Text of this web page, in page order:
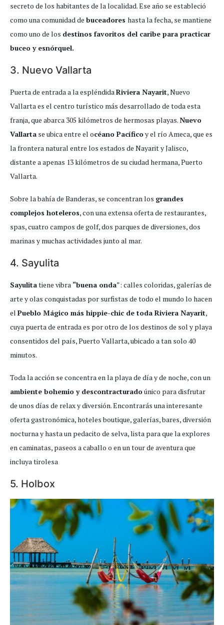
secreto de los habitantes de la localidad. Ese año se estableció
como una comunidad de buceadores hasta la fecha, se mantiene
como uno de los destinos favoritos del caribe para practicar
buceo y esnórquel.
3. Nuevo Vallarta
Puerta de entrada a la espléndida Riviera Nayarit, Nuevo
Vallarta es el centro turístico más desarrollado de toda esta
franja, que abarca 305 kilómetros de hermosas playas.Nuevo
Vallarta se ubica entre el océano Pacíficoy el río Ameca, que es
la frontera natural entre los estados de Nayarit y Jalisco,
distante a apenas 13 kilómetros de su ciudad hermana, Puerto
Vallarta.
Sobre la bahía de Banderas, se concentran los grandes
complejos hoteleros, con una extensa oferta de restaurantes,
spas, cuatro campos de golf, dos parques de diversiones, dos
marinas y muchas actividades junto al mar.
4. Sayulita
Sayulitatiene vibra “buena onda”: calles coloridas, galerías de
arte y olas conquistadas por surfistas de todo el mundo lo hacen
el Pueblo Mágico más hippie-chic de toda Riviera Nayarit,
cuya puerta de entrada es por otro de los destinos de sol y playa
consentidos del país, Puerto Vallarta, ubicado a tan solo 40
minutos.
Toda la acción se concentra en la playa de día y de noche, con un
ambiente bohemio y descontracturadoúnico para disfrutar
de unos días de relax y diversión. Encontrarás una interesante
oferta gastronómica, hoteles boutique, galerías, bares, diversión
nocturna y hasta un pedacito de selva, lista para que la explores
en caminatas, paseos a caballo o en un tour de aventura que
incluya tirolesa
5. Holbox